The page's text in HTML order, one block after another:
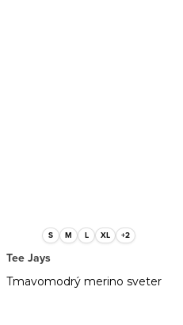
S M L XL +2
Tmavomodrý merino sveter
Tee Jays